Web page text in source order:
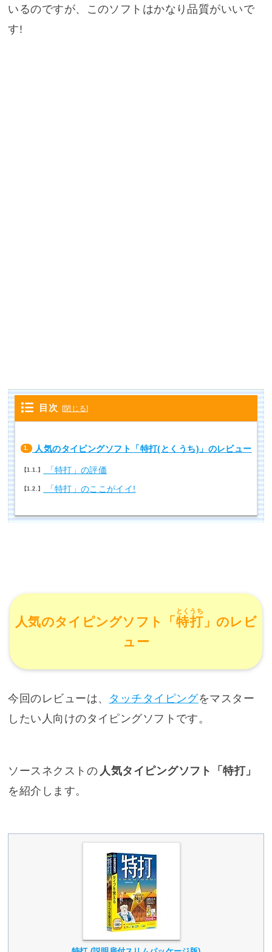
いるのですが、このソフトはかなり品質がいいで
す!
目次 [閉じる]
1. 人気のタイピングソフト「特打(とくうち)」のレビュー
1.1. 「特打」の評価
1.2. 「特打」のここがイイ!
人気のタイピングソフト「 特打
とくうち
」のレビ
ュー
今回のレビューは、 タッチタイピングをマスター
したい人向けのタイピングソフトです。
ソースネクストの 人気タイピングソフト「特打」
を紹介します。